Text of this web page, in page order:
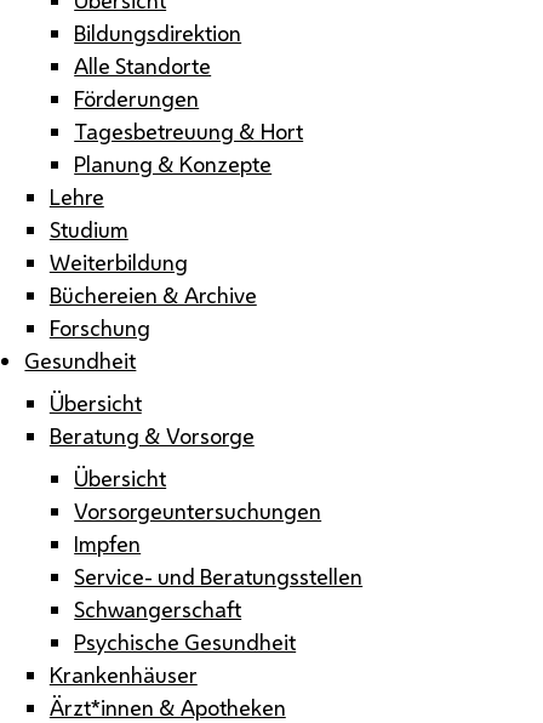
Bildungsdirektion
Alle Standorte
Förderungen
Tagesbetreuung & Hort
Planung & Konzepte
Lehre
Studium
Weiterbildung
Büchereien & Archive
Forschung
Gesundheit
Übersicht
Beratung & Vorsorge
Übersicht
Vorsorgeuntersuchungen
Impfen
Service- und Beratungsstellen
Schwangerschaft
Psychische Gesundheit
Krankenhäuser
Ärzt*innen & Apotheken